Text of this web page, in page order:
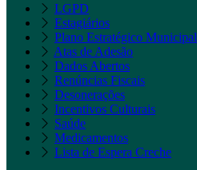
LGPD
Estagiários
Plano Estratégico Municipal
Atas de Adesão
Dados Abertos
Renúncias Fiscais
Desonerações
Incentivos Culturais
Saúde
Medicamentos
Lista de Espera Creche